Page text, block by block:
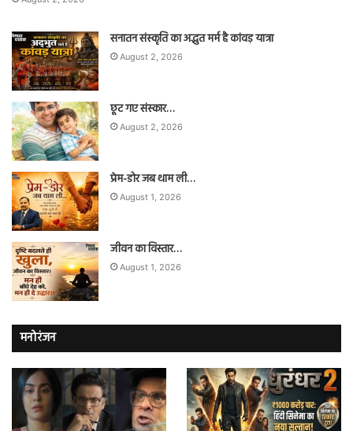
सनातन संस्कृति का अद्भुत मर्म है कांवड़ यात्रा
August 2, 2026
छूट गए संस्कार…
August 2, 2026
प्रेम-डोर जब थाम ली…
August 1, 2026
जीवन का विस्तार…
August 1, 2026
मनोरंजन